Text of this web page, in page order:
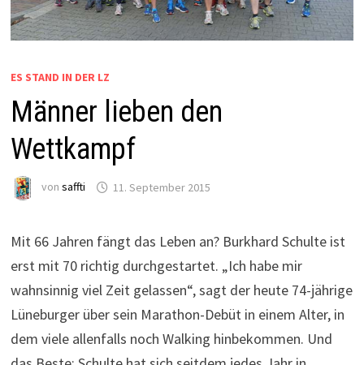
ES STAND IN DER LZ
Männer lieben den
Wettkampf
von saffti 11. September 2015
Mit 66 Jahren fängt das Leben an? Burkhard Schulte ist
erst mit 70 richtig durchgestartet. „Ich habe mir
wahnsinnig viel Zeit gelassen“, sagt der heute 74-jährige
Lüneburger über sein Marathon-Debüt in einem Alter, in
dem viele allenfalls noch Walking hinbekommen. Und